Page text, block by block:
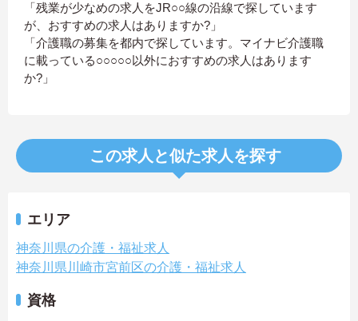
「残業が少なめの求人をJR○○線の沿線で探しています
が、おすすめの求人はありますか?」
「介護職の募集を都内で探しています。マイナビ介護職
に載っている○○○○○以外におすすめの求人はあります
か?」
この求人と似た求人を探す
エリア
神奈川県の介護・福祉求人
神奈川県川崎市宮前区の介護・福祉求人
資格